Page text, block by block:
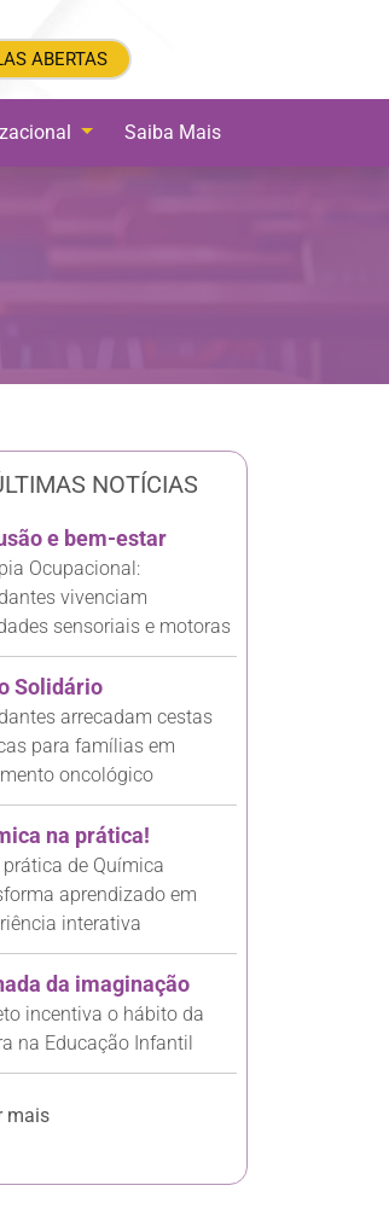
MATRÍCULAS ABERTAS
ABERTAS
Saiba Mais
NOTÍCIAS
e bem-estar
Ocupacional:
vivenciam
sensoriais e motoras
Solidário
arrecadam cestas
para famílias em
oncológico
na prática!
de Química
aprendizado em
interativa
da imaginação
incentiva o hábito da
na Educação Infantil
mais